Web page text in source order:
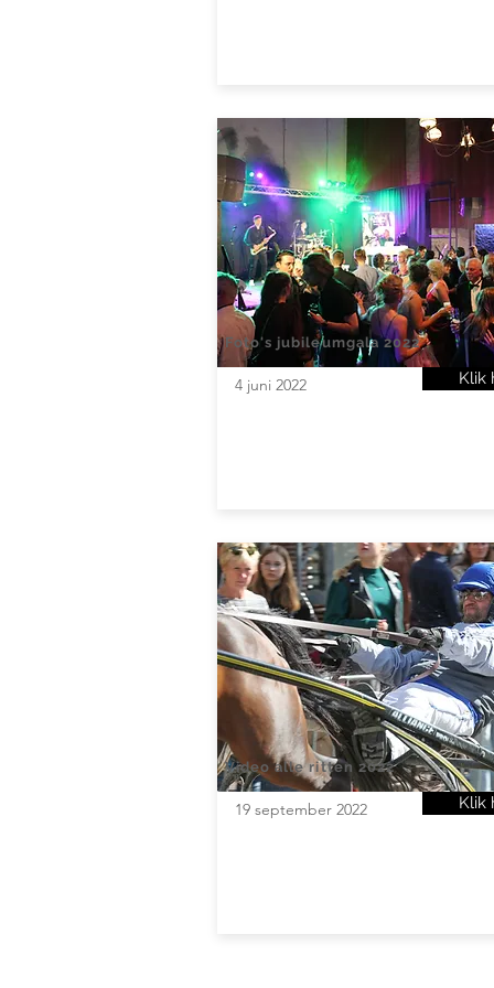
Foto's jubileumgala 2022
4 juni 2022 Klik
Video alle ritten 2022
19 september 2022 Klik